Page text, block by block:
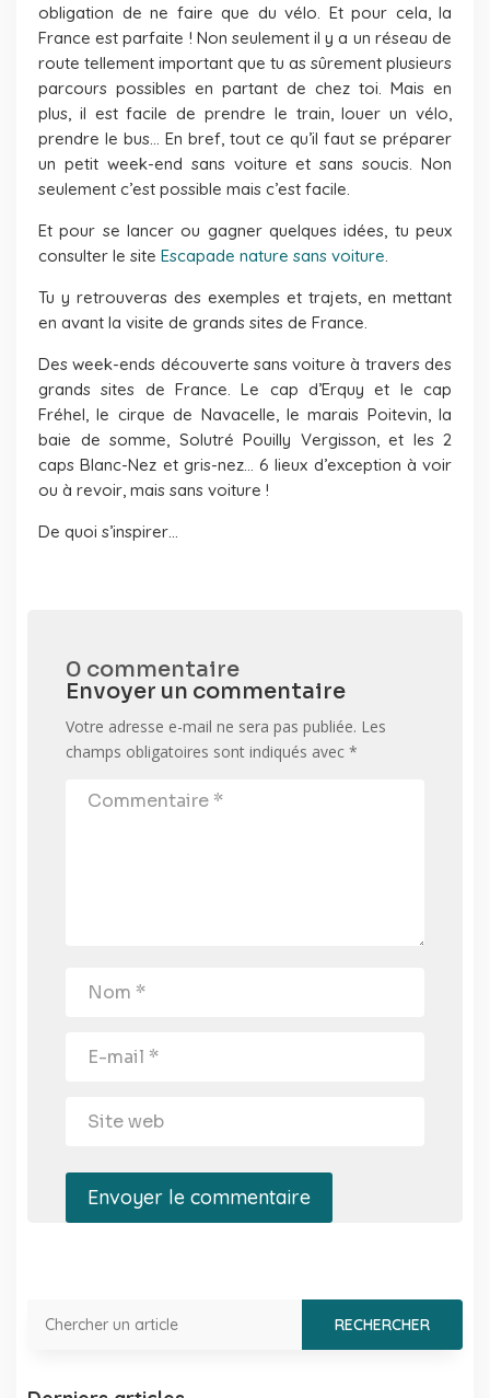
obligation de ne faire que du vélo. Et pour cela, la
France est parfaite ! Non seulement il y a un réseau de
route tellement important que tu as sûrement plusieurs
parcours possibles en partant de chez toi. Mais en
plus, il est facile de prendre le train, louer un vélo,
prendre le bus… En bref, tout ce qu’il faut se préparer
un petit week-end sans voiture et sans soucis. Non
seulement c’est possible mais c’est facile.
Et pour se lancer ou gagner quelques idées, tu peux
consulter le site Escapade nature sans voiture.
Tu y retrouveras des exemples et trajets, en mettant
en avant la visite de grands sites de France.
Des week-ends découverte sans voiture à travers des
grands sites de France. Le cap d’Erquy et le cap
Fréhel, le cirque de Navacelle, le marais Poitevin, la
baie de somme, Solutré Pouilly Vergisson, et les 2
caps Blanc-Nez et gris-nez… 6 lieux d’exception à voir
ou à revoir, mais sans voiture !
De quoi s’inspirer…
0 commentaire
Envoyer un commentaire
Votre adresse e-mail ne sera pas publiée. Les
champs obligatoires sont indiqués avec *
Envoyer le commentaire